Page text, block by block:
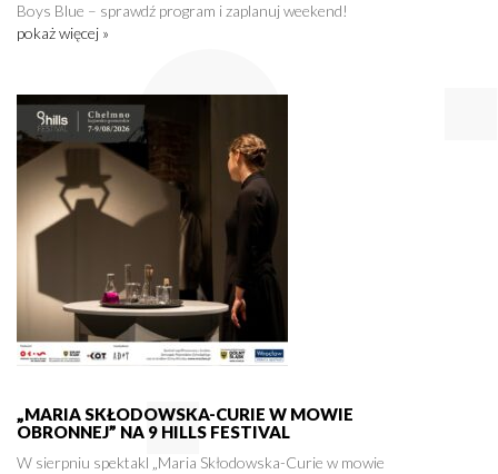
Boys Blue – sprawdź program i zaplanuj weekend!
pokaż więcej »
„MARIA SKŁODOWSKA-CURIE W MOWIE
OBRONNEJ” NA 9 HILLS FESTIVAL
W sierpniu spektakl „Maria Skłodowska-Curie w mowie